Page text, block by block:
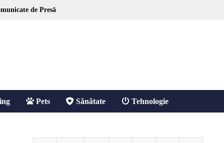
de Presă
Pets Sănătate Tehnologie